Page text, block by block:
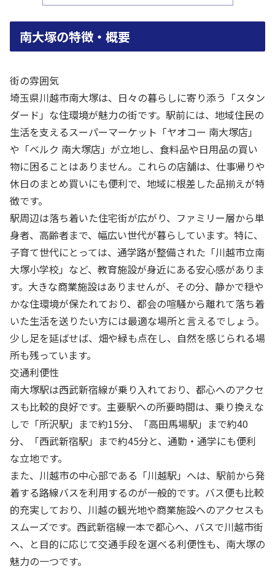
南大塚の特徴・概要
街の雰囲気
埼玉県川越市南大塚は、日々の暮らしに寄り添う「スタン
ダード」な住環境が魅力の街です。駅前には、地域住民の
生活を支えるスーパーマーケット「ヤオコー 南大塚店」
や「ベルク 南大塚店」が立地し、食料品や日用品の買い
物に困ることはありません。これらの店舗は、仕事帰りや
休日のまとめ買いにも便利で、地域に根差した品揃えが特
徴です。
駅周辺は落ち着いた住宅街が広がり、ファミリー層から単
身者、高齢者まで、幅広い世代が暮らしています。特に、
子育て世代にとっては、通学路が整備された「川越市立南
大塚小学校」など、教育施設が身近にある安心感がありま
す。大きな商業施設はありませんが、その分、静かで穏や
かな住環境が保たれており、都会の喧騒から離れて落ち着
いた生活を送りたい方には最適な場所と言えるでしょう。
少し足を延ばせば、畑や緑も点在し、自然を感じられる場
所も残っています。
交通利便性
南大塚駅は西武新宿線が乗り入れており、都心へのアクセ
スも比較的良好です。主要駅への所要時間は、乗り換えな
しで「所沢駅」まで約15分、「高田馬場駅」まで約40
分、「西武新宿駅」まで約45分と、通勤・通学にも便利
な立地です。
また、川越市の中心部である「川越駅」へは、駅前から発
着する路線バスを利用するのが一般的です。バス便も比較
的充実しており、川越の観光地や商業施設へのアクセスも
スムーズです。西武新宿線一本で都心へ、バスで川越市街
へ、と目的に応じて交通手段を選べる利便性も、南大塚の
魅力の一つです。